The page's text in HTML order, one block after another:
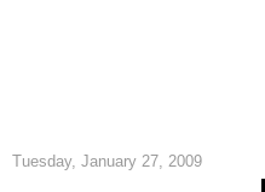
Tuesday, January 27, 2009